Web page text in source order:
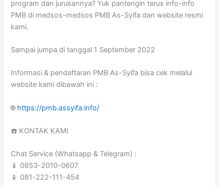
program dan jurusannya? Yuk pantengin terus info-info
PMB di medsos-medsos PMB As-Syifa dan website resmi
kami.
Sampai jumpa di tanggal 1 September 2022
Informasi & pendaftaran PMB As-Syifa bisa cek melalui
website kami dibawah ini :
🌐 https://pmb.assyifa.info/
☎️ KONTAK KAMI
Chat Service (Whatsapp & Telegram) :
📱 0853-2010-0607
📱 081-222-111-454